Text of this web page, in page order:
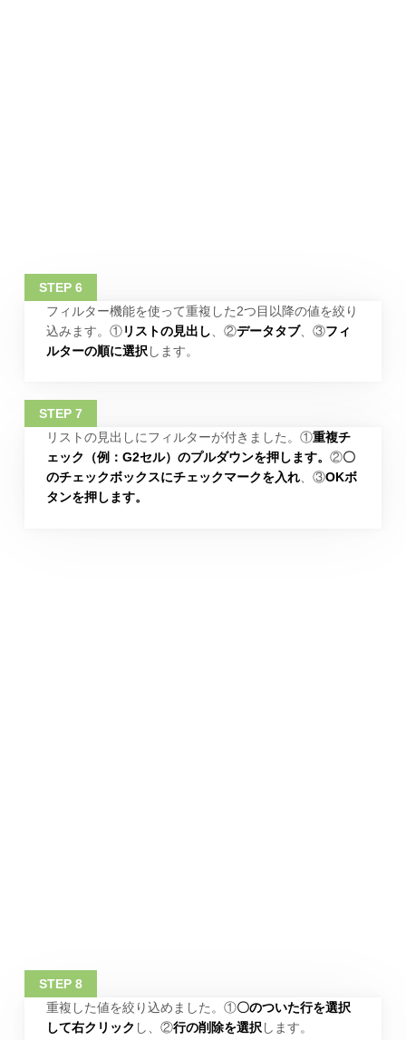
フィルター機能を使って重複した2つ目以降の値を絞り
込みます。①リストの見出し 、②データタブ、③フィ
ルターの順に選択 します。
リストの見出しにフィルターが付きました。①重複チ
ェック（例：G2セル）のプルダウンを押します。 ②〇
のチェックボックスにチェックマークを入れ、③OKボ
タンを押します。
重複した値を絞り込めました。①〇のついた行を選択
して右クリック し、②行の削除を選択 します。